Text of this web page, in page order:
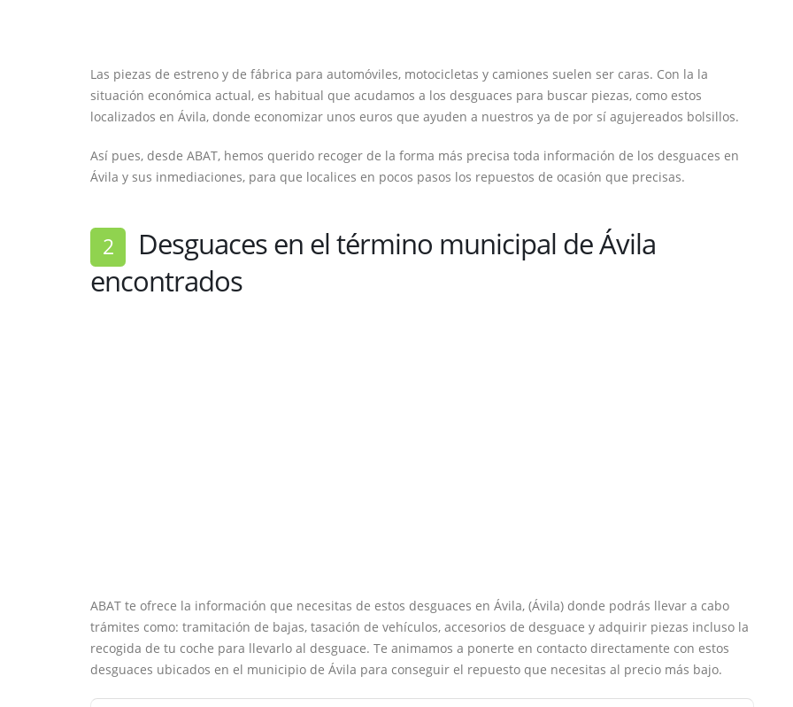
Las piezas de estreno y de fábrica para automóviles, motocicletas y camiones suelen ser caras. Con la la
situación económica actual, es habitual que acudamos a los desguaces para buscar piezas, como estos
localizados en Ávila, donde economizar unos euros que ayuden a nuestros ya de por sí agujereados bolsillos.
Así pues, desde ABAT, hemos querido recoger de la forma más precisa toda información de los desguaces en
Ávila y sus inmediaciones, para que localices en pocos pasos los repuestos de ocasión que precisas.
2 Desguaces en el término municipal de Ávila
encontrados
ABAT te ofrece la información que necesitas de estos desguaces en Ávila, (Ávila) donde podrás llevar a cabo
trámites como: tramitación de bajas, tasación de vehículos, accesorios de desguace y adquirir piezas incluso la
recogida de tu coche para llevarlo al desguace. Te animamos a ponerte en contacto directamente con estos
desguaces ubicados en el municipio de Ávila para conseguir el repuesto que necesitas al precio más bajo.